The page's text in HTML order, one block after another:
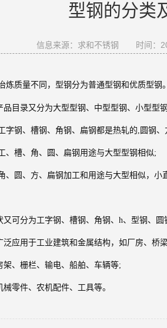
型钢的分类
信息来源：求和不锈钢 时间：
炼质量不同，型钢分为普通型钢和优质型钢
品目录又分为大型型钢、中型型钢、小型型
字钢、槽钢、角钢、扁钢都是热轧的, 圆钢
、槽、角、圆、扁钢用途与大型型钢相似;
、圆、方、扁钢加工和用途与大型相似，小
可分为工字钢、槽钢、角钢、 h、型钢、圆
泛应用于工业建筑和金属结构，如厂房、
架、栅栏、输电、船舶、车辆等;
零件、农机配件、工具等。